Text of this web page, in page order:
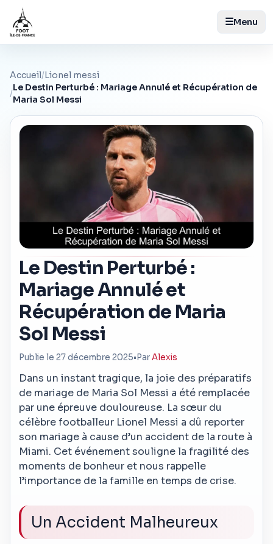
☰Menu
Accueil/Lionel messi
/
Le Destin Perturbé : Mariage Annulé et Récupération de
Maria Sol Messi
Le Destin Perturbé :
Mariage Annulé et
Récupération de Maria
Sol Messi
Publie le 27 décembre 2025• ParAlexis
Dans un instant tragique, la joie des préparatifs
de mariage de Maria Sol Messi a été remplacée
par une épreuve douloureuse. La sœur du
célèbre footballeur Lionel Messi a dû reporter
son mariage à cause d’un accident de la route à
Miami. Cet événement souligne la fragilité des
moments de bonheur et nous rappelle
l’importance de la famille en temps de crise.
Un Accident Malheureux